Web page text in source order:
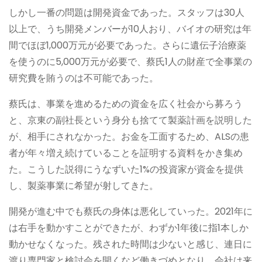
しかし一番の問題は開発資金であった。スタッフは30人
以上で、うち開発メンバーが10人おり、バイオの研究は年
間でほぼ1,000万元が必要であった。さらに遺伝子治療薬
を使うのに5,000万元が必要で、蔡氏1人の財産で全事業の
研究費を賄うのは不可能であった。
蔡氏は、事業を進めるための資金を広く社会から募ろう
と、京東の副社長という身分も捨てて製薬計画を説明した
が、相手にされなかった。お金を工面するため、ALSの患
者が年々増え続けていることを証明する資料をかき集め
た。こうした説得にうなずいた1%の投資家が資金を提供
し、製薬事業に希望が射してきた。
開発が進む中でも蔡氏の身体は悪化していった。2021年に
は右手を動かすことができたが、わずか1年後に指1本しか
動かせなくなった。残された時間は少ないと感じ、連日に